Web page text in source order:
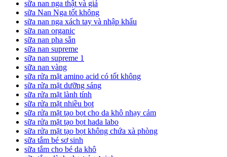
sữa nan nga thật và giả
sữa Nan Nga tốt không
sữa nan nga xách tay và nhập khẩu
sữa nan organic
sữa nan pha sẵn
sữa nan supreme
sữa nan supreme 1
sữa nan vàng
sữa rửa mặt amino acid có tốt không
sữa rửa mặt dưỡng sáng
sữa rửa mặt lành tính
sữa rửa mặt nhiều bọt
sữa rửa mặt tạo bọt cho da khô nhạy cảm
sữa rửa mặt tạo bọt hada labo
sữa rửa mặt tạo bọt không chứa xà phòng
sữa tắm bé sơ sinh
sữa tắm cho bé da khô